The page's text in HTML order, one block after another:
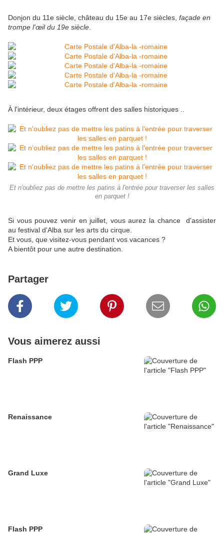
Donjon du 11e siècle, château du 15e au 17e siècles, façade en
trompe l'œil du 19e siècle
À l'intérieur, deux étages offrent des salles historiques ..
Et n'oubliez pas de mettre les patins à l'entrée pour traverser les salles
en parquet !
Si vous pouvez venir en juillet, vous aurez la chance d'assister
au festival d'Alba sur les arts du cirque.
Et vous, que visitez-vous pendant vos vacances ?
A bientôt pour une autre destination.
Partager
Vous aimerez aussi
Flash PPP
Renaissance
Grand Luxe
Flash PPP